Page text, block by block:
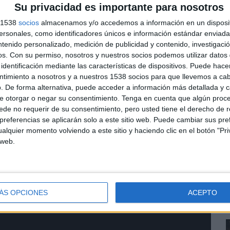
Su privacidad es importante para nosotros
socios almacenamos y/o accedemos a información en un
como identificadores únicos e información estándar
personalizado, medición de publicidad y contenido,
Con su permiso, nosotros y nuestros socios podemos utilizar datos
mediante las características de dispositivos. Puede
a nosotros y a nuestros 1538 socios para que llevemos a
De forma alternativa, puede acceder a información más detallada y
otorgar o negar su consentimiento. Tenga en cuenta que algún
no requerir de su consentimiento, pero usted tiene el derecho de
se aplicarán solo a este sitio web. Puede cambiar sus
momento volviendo a este sitio y haciendo clic en el botón
OPCIONES ACEPTO
reúne a algunos de los rostros que han formado
Entre ellos figuran Álvaro Cervantes, Laia
Claudia Pina, Jordi Roca, Rels B, Mushka, Santi
Àngela Mármol.
con "Wouldn't It Be Nice", uno de los temas más
para acompañar una historia que conecta
por la celebración y los recuerdos
entre Estrella Damm y Oriol Villar, creador
la idea original de la campaña. La dirección
CANADA y responsable de algunos de los
década.